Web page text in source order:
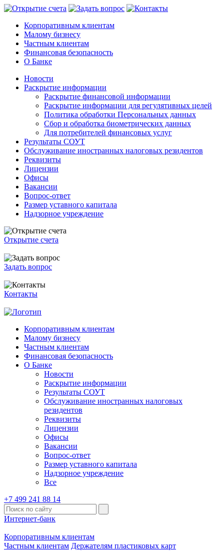
Корпоративным клиентам
Малому бизнесу
Частным клиентам
Финансовая безопасность
О Банке
Новости
Раскрытие информации
Раскрытие финансовой информации
Раскрытие информации для регулятивных целей
Политика обработки Персональных данных
Сбор и обработка биометрических данных
Для потребителей финансовых услуг
Результаты СОУТ
Обслуживание иностранных налоговых резидентов
Реквизиты
Лицензии
Офисы
Вакансии
Вопрос-ответ
Размер уставного капитала
Надзорное учреждение
Открытие счета
Задать вопрос
Контакты
Корпоративным клиентам
Малому бизнесу
Частным клиентам
Финансовая безопасность
О Банке
Новости
Раскрытие информации
Результаты СОУТ
Обслуживание иностранных налоговых
резидентов
Реквизиты
Лицензии
Офисы
Вакансии
Вопрос-ответ
Размер уставного капитала
Надзорное учреждение
Все
+7 499 241 88 14
Интернет-банк
Корпоративным клиентам
Частным клиентам Держателям пластиковых карт